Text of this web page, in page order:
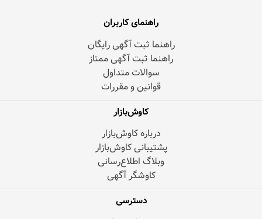
راهنمای کاربران
راهنما ثبت آگهی رایگان
راهنما ثبت آگهی ممتاز
سوالات متداول
قوانین و مقررات
کاوش‌بازار
درباره کاوش‌بازار
پشتیبانی کاوش‌بازار
وبلاگ اطلاع‌رسانی
کاوشگر آگهی
دسترسی